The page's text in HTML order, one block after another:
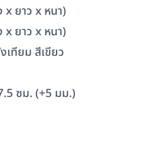
ยาว x หนา)
ยาว x หนา)
ทียม สีเขียว
ซม. (+5 มม.)